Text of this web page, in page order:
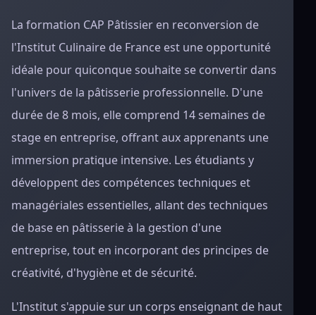
La formation CAP Pâtissier en reconversion de
l'Institut Culinaire de France est une opportunité
idéale pour quiconque souhaite se convertir dans
l'univers de la pâtisserie professionnelle. D'une
durée de 8 mois, elle comprend 14 semaines de
stage en entreprise, offrant aux apprenants une
immersion pratique intensive. Les étudiants y
développent des compétences techniques et
managériales essentielles, allant des techniques
de base en pâtisserie à la gestion d'une
entreprise, tout en incorporant des principes de
créativité, d'hygiène et de sécurité.
L'Institut s'appuie sur un corps enseignant de haut